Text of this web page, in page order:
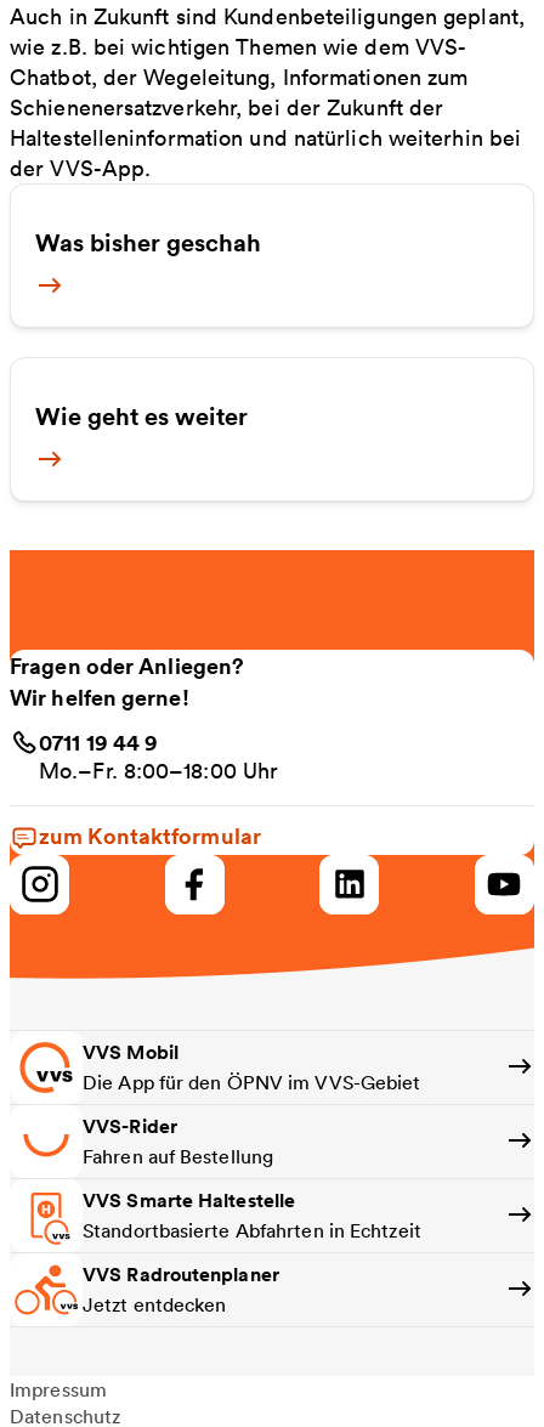
Auch in Zukunft sind Kundenbeteiligungen geplant,
wie z.B. bei wichtigen Themen wie dem VVS-
Chatbot, der Wegeleitung, Informationen zum
Schienenersatzverkehr, bei der Zukunft der
Haltestelleninformation und natürlich weiterhin bei
der VVS-App.
Was bisher geschah
Mehr Informationen
Wie geht es weiter
Mehr Informationen
Fragen oder Anliegen?
Wir helfen gerne!
0711 19 44 9
Mo.–Fr. 8:00–18:00 Uhr
zum Kontaktformular
VVS Mobil
Die App für den ÖPNV im VVS-Gebiet
VVS-Rider
Fahren auf Bestellung
VVS Smarte Haltestelle
Standortbasierte Abfahrten in Echtzeit
VVS Radroutenplaner
Jetzt entdecken
Impressum
Datenschutz